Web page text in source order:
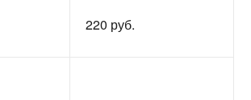
220 руб.